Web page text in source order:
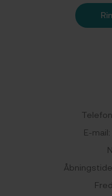
E-mail: